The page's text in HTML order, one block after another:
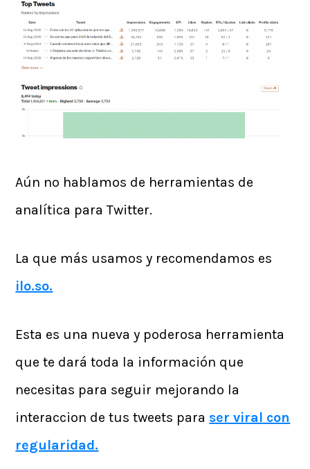
Aún no hablamos de herramientas de
analítica para Twitter.
La que más usamos y recomendamos es
ilo.so.
Esta es una nueva y poderosa herramienta
que te dará toda la información que
necesitas para seguir mejorando la
interaccion de tus tweets para ser viral con
regularidad.